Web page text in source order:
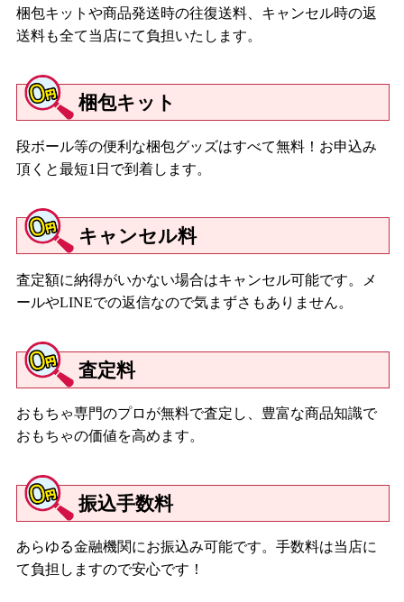
梱包キットや商品発送時の往復送料、キャンセル時の返
送料も全て当店にて負担いたします。
梱包キット
段ボール等の便利な梱包グッズはすべて無料！お申込み
頂くと最短1日で到着します。
キャンセル料
査定額に納得がいかない場合はキャンセル可能です。メ
ールやLINEでの返信なので気まずさもありません。
査定料
おもちゃ専門のプロが無料で査定し、豊富な商品知識で
おもちゃの価値を高めます。
振込手数料
あらゆる金融機関にお振込み可能です。手数料は当店に
て負担しますので安心です！